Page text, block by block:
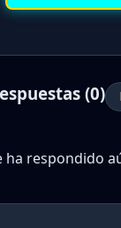
(0)
ha respondido